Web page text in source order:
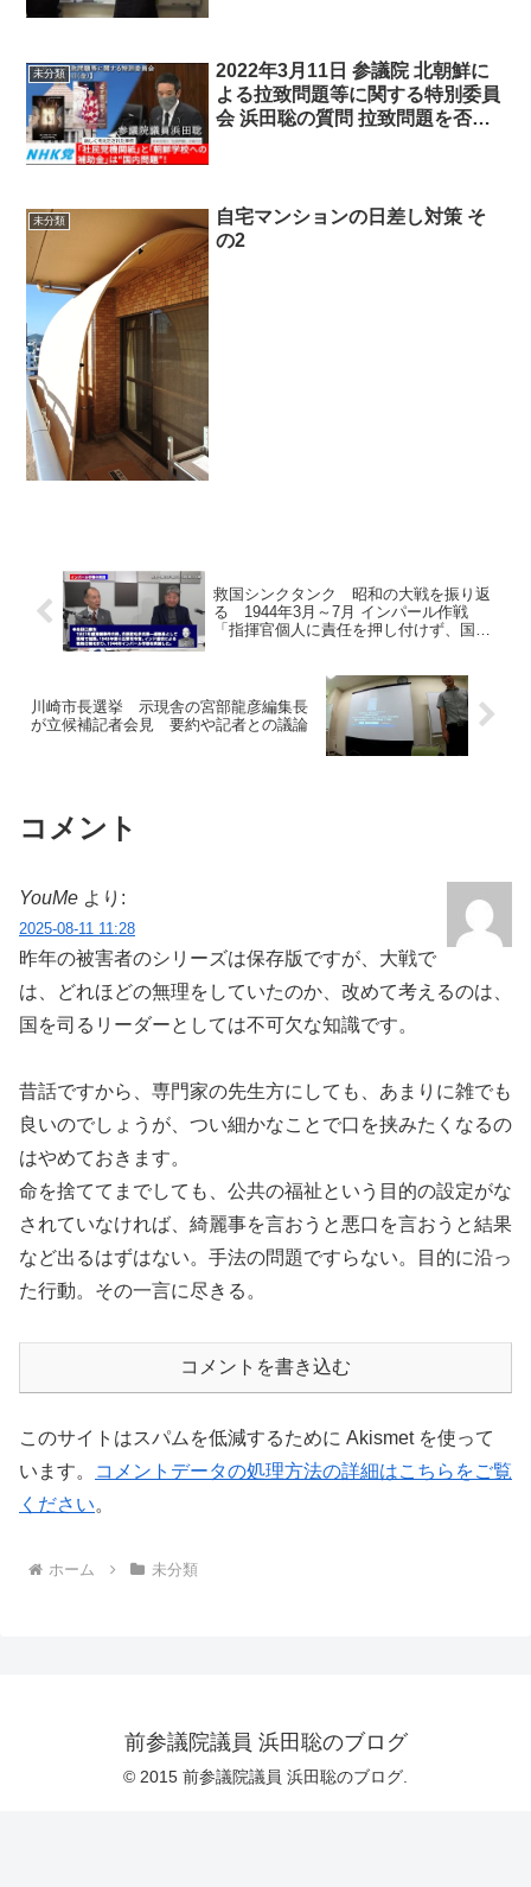
未分類
2022年3月11日 参議院 北朝鮮に
よる拉致問題等に関する特別委員
会 浜田聡の質問 拉致問題を否定
未分類
自宅マンションの日差し対策 そ
の2
救国シンクタンク 昭和の大戦を振り返
る 1944年3月～7月 インパール作戦
「指揮官個人に責任を押し付けず、国家
川崎市長選挙 示現舎の宮部龍彦編集長
が立候補記者会見 要約や記者との議論
コメント
YouMe より:
2025-08-11 11:28
昨年の被害者のシリーズは保存版ですが、大戦で
は、どれほどの無理をしていたのか、改めて考えるのは、
国を司るリーダーとしては不可欠な知識です。
昔話ですから、専門家の先生方にしても、あまりに雑でも
良いのでしょうが、つい細かなことで口を挟みたくなるの
はやめておきます。
命を捨ててまでしても、公共の福祉という目的の設定がな
されていなければ、綺麗事を言おうと悪口を言おうと結果
など出るはずはない。手法の問題ですらない。目的に沿っ
た行動。その一言に尽きる。
コメントを書き込む
このサイトはスパムを低減するために Akismet を使って
います。
コメントデータの処理方法の詳細はこちらをご覧
ください。
ホーム 未分類
前参議院議員 浜田聡のブログ
© 2015 前参議院議員 浜田聡のブログ.